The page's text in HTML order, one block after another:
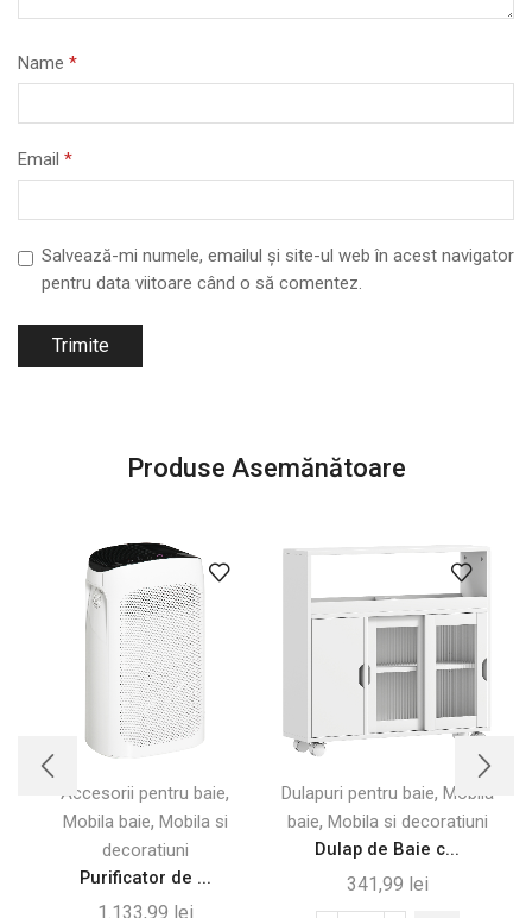
Name *
Email *
Salvează-mi numele, emailul și site-ul web în acest navigator
pentru data viitoare când o să comentez.
Produse Asemănătoare
Accesorii pentru baie,
Mobila baie, Mobila si
decoratiuni
Purificator de ...
1.133,99 lei
Dulapuri pentru baie, Mobila
baie, Mobila si decoratiuni
Dulap de Baie c...
341,99 lei